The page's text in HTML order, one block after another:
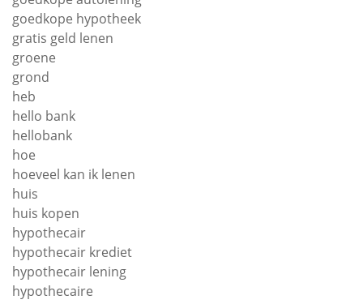
goedkope hypotheek
gratis geld lenen
groene
grond
heb
hello bank
hellobank
hoe
hoeveel kan ik lenen
huis
huis kopen
hypothecair
hypothecair krediet
hypothecair lening
hypothecaire